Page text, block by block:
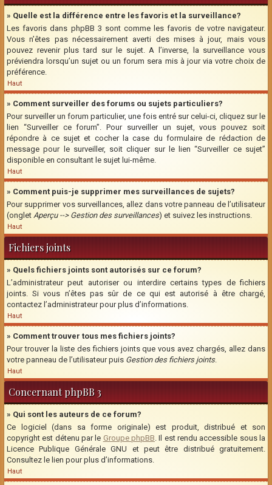
» Quelle est la différence entre les favoris et la surveillance?
Les favoris dans phpBB 3 sont comme les favoris de votre navigateur.
Vous n’êtes pas nécessairement averti des mises à jour, mais vous
pouvez revenir plus tard sur le sujet. A l’inverse, la surveillance vous
préviendra lorsqu’un sujet ou un forum sera mis à jour via votre choix de
préférence.
Haut
» Comment surveiller des forums ou sujets particuliers?
Pour surveiller un forum particulier, une fois entré sur celui-ci, cliquez sur le
lien “Surveiller ce forum”. Pour surveiller un sujet, vous pouvez soit
répondre à ce sujet et cocher la case du formulaire de rédaction de
message pour le surveiller, soit cliquer sur le lien “Surveiller ce sujet”
disponible en consultant le sujet lui-même.
Haut
» Comment puis-je supprimer mes surveillances de sujets?
Pour supprimer vos surveillances, allez dans votre panneau de l’utilisateur
(onglet Aperçu --> Gestion des surveillances) et suivez les instructions.
Haut
Fichiers joints
» Quels fichiers joints sont autorisés sur ce forum?
L’administrateur peut autoriser ou interdire certains types de fichiers
joints. Si vous n’êtes pas sûr de ce qui est autorisé à être chargé,
contactez l’administrateur pour plus d’informations.
Haut
» Comment trouver tous mes fichiers joints?
Pour trouver la liste des fichiers joints que vous avez chargés, allez dans
votre panneau de l’utilisateur puis Gestion des fichiers joints.
Haut
Concernant phpBB 3
» Qui sont les auteurs de ce forum?
Ce logiciel (dans sa forme originale) est produit, distribué et son
copyright est détenu par le Groupe phpBB. Il est rendu accessible sous la
Licence Publique Générale GNU et peut être distribué gratuitement.
Consultez le lien pour plus d’informations.
Haut